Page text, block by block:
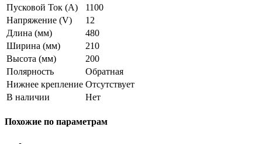
Пусковой Ток (A)
1100
Напряжение (V)
12
Длина (мм)
480
Ширина (мм)
210
Высота (мм)
200
Полярность
Обратная
Нижнее крепление Отсутствует
В наличии
Нет
Похожие по параметрам